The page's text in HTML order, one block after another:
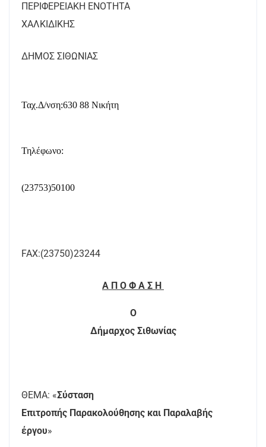
ΠΕΡΙΦΕΡΕΙΑΚΗ ΕΝΟΤΗΤΑ
ΧΑΛΚΙΔΙΚΗΣ
ΔΗΜΟΣ ΣΙΘΩΝΙΑΣ
Ταχ.Δ/νση:630 88 Νικήτη
Τηλέφωνο:
(23753)50100
FAX:(23750)23244
ΑΠΟΦΑΣΗ
Ο
Δήμαρχος Σιθωνίας
ΘΕΜΑ: «Σύσταση
Επιτροπής Παρακολούθησης και Παραλαβής
έργου»